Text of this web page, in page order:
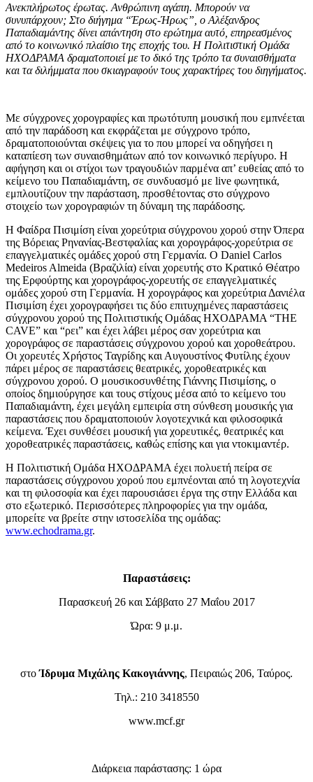
Ανεκπλήρωτος έρωτας. Ανθρώπινη αγάπη. Μπορούν να
συνυπάρχουν; Στο διήγημα “Έρως-Ήρως” ο Αλέξανδρος
Παπαδιαμάντης δίνει απάντηση στο ερώτημα αυτό επηρεασμένος
από το κοινωνικό πλαίσιο της εποχής του. Η Πολιτιστική Ομάδα
ΗΧΟΔΡΑΜΑ δραματοποιεί με το δικό της τρόπο τα συναισθήματα
και τα διλήμματα που σκιαγραφούν τους χαρακτήρες του διηγήματος.
Με σύγχρονες χορογραφίες και πρωτότυπη μουσική που εμπνέεται
από την παράδοση και εκφράζεται με σύγχρονο τρόπο,
δραματοποιούνται σκέψεις για το που μπορεί να οδηγήσει η
καταπίεση των συναισθημάτων από τον κοινωνικό περίγυρο. Η
αφήγηση και οι στίχοι των τραγουδιών παρμένα απ’ ευθείας από το
κείμενο του Παπαδιαμάντη, σε συνδυασμό με live φωνητικά,
εμπλουτίζουν την παράσταση, προσθέτοντας στο σύγχρονο
στοιχείο των χορογραφιών τη δύναμη της παράδοσης.
H Φαίδρα Πισιμίση είναι χορεύτρια σύγχρονου χορού στην Όπερα
της Βόρειας Ρηνανίας-Βεστφαλίας και χορογράφος-χορεύτρια σε
επαγγελματικές ομάδες χορού στη Γερμανία. Ο Daniel Carlos
Medeiros Almeida (Βραζιλία) είναι χορευτής στο Κρατικό Θέατρο
της Ερφούρτης και χορογράφος-χορευτής σε επαγγελματικές
ομάδες χορού στη Γερμανία. Η χορογράφος και χορεύτρια Δανιέλα
Πισιμίση έχει χορογραφήσει τις δύο επιτυχημένες παραστάσεις
σύγχρονου χορού της Πολιτιστικής Ομάδας ΗΧΟΔΡΑΜΑ “THE
CAVE” και “ρει” και έχει λάβει μέρος σαν χορεύτρια και
χορογράφος σε παραστάσεις σύγχρονου χορού και χοροθεάτρου.
Οι χορευτές Χρήστος Ταγρίδης και Αυγουστίνος Φυτίλης έχουν
πάρει μέρος σε παραστάσεις θεατρικές, χοροθεατρικές και
σύγχρονου χορού. Ο μουσικοσυνθέτης Γιάννης Πισιμίσης, ο
οποίος δημιούργησε και τους στίχους μέσα από το κείμενο του
Παπαδιαμάντη, έχει μεγάλη εμπειρία στη σύνθεση μουσικής για
παραστάσεις που δραματοποιούν λογοτεχνικά και φιλοσοφικά
κείμενα. Έχει συνθέσει μουσική για χορευτικές, θεατρικές και
χοροθεατρικές παραστάσεις, καθώς επίσης και για ντοκιμαντέρ.
Η Πολιτιστική Ομάδα ΗΧΟΔΡΑΜΑ έχει πολυετή πείρα σε
παραστάσεις σύγχρονου χορού που εμπνέονται από τη λογοτεχνία
και τη φιλοσοφία και έχει παρουσιάσει έργα της στην Ελλάδα και
στο εξωτερικό. Περισσότερες πληροφορίες για την ομάδα,
μπορείτε να βρείτε στην ιστοσελίδα της ομάδας:
www.echodrama.gr.
Παραστάσεις:
Παρασκευή 26 και Σάββατο 27 Μαΐου 2017
Ώρα: 9 μ.μ.
στοΊδρυμα Μιχάλης Κακογιάννης, Πειραιώς 206, Ταύρος.
Τηλ.: 210 3418550
www.mcf.gr
Διάρκεια παράστασης: 1 ώρα